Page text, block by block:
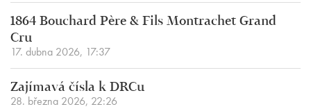
1864 Bouchard Père & Fils Montrachet Grand
Cru
17. dubna 2026, 17:37
Zajímavá čísla k DRCu
28. března 2026, 22:26